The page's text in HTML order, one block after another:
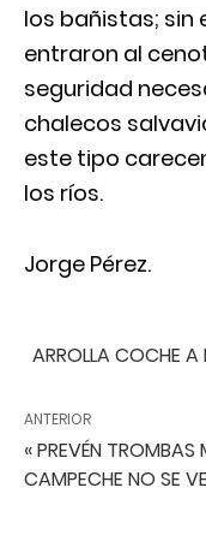
los bañistas;
entraron al
seguridad
chalecos
este tipo
los ríos.
Jorge Pérez.
ARROLLA COCHE
ANTERIOR
« PREVÉN
CAMPECHE NO SE